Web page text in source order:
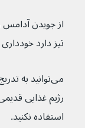
تیز دارد
می‌توانید به
رژیم غذایی
استفاده نکنید.